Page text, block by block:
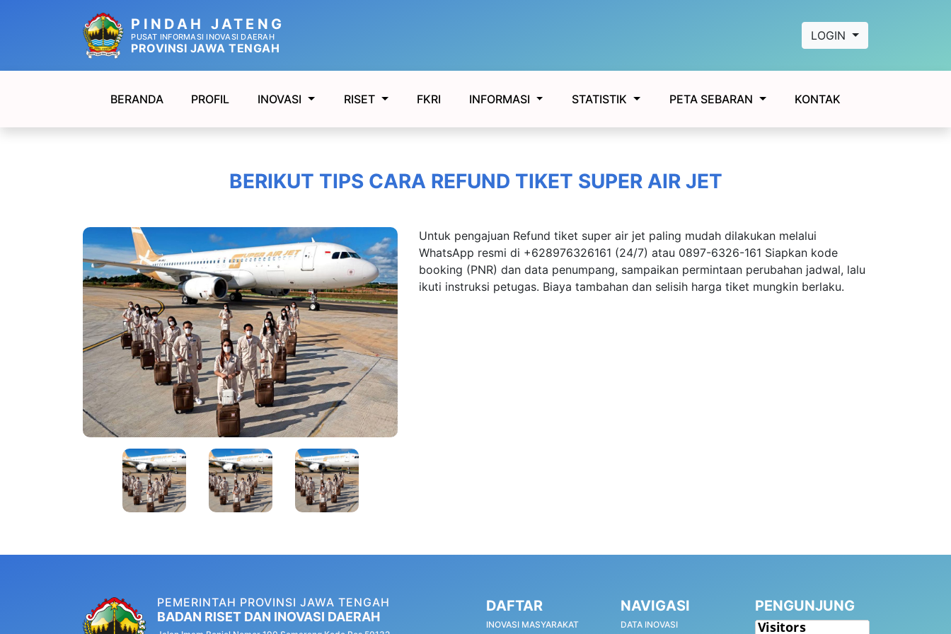
PINDAH JATENG
PUSAT INFORMASI INOVASI DAERAH
PROVINSI JAWA TENGAH
LOGIN
BERANDA PROFIL INOVASI RISET FKRI INFORMASI STATISTIK PETA SEBARAN KONTAK
BERIKUT TIPS CARA REFUND TIKET SUPER AIR JET
Untuk pengajuan Refund tiket super air jet paling mudah dilakukan melalui
WhatsApp resmi di +628976326161 (24/7) atau 0897-6326-161 Siapkan kode
booking (PNR) dan data penumpang, sampaikan permintaan perubahan jadwal, lalu
ikuti instruksi petugas. Biaya tambahan dan selisih harga tiket mungkin berlaku.
PEMERINTAH PROVINSI JAWA TENGAH
BADAN RISET DAN INOVASI DAERAH
DAFTAR
INOVASI MASYARAKAT
NAVIGASI
DATA INOVASI
PENGUNJUNG